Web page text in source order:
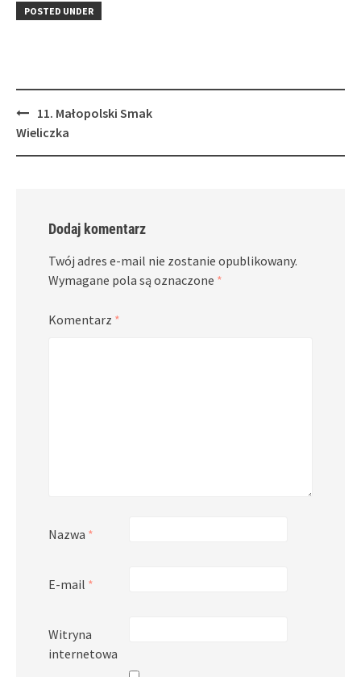
in
new
window)
POSTED UNDER
Post
navigation
11. Małopolski Smak
Wieliczka
Dodaj komentarz
Twój adres e-mail nie zostanie opublikowany.
Wymagane pola są oznaczone *
Komentarz *
Nazwa *
E-mail *
Witryna
internetowa